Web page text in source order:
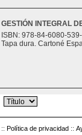
GESTIÓN INTEGRAL
ISBN: 978-84-6080-
Tapa dura. Cartoné
:: Política de privacidad ::